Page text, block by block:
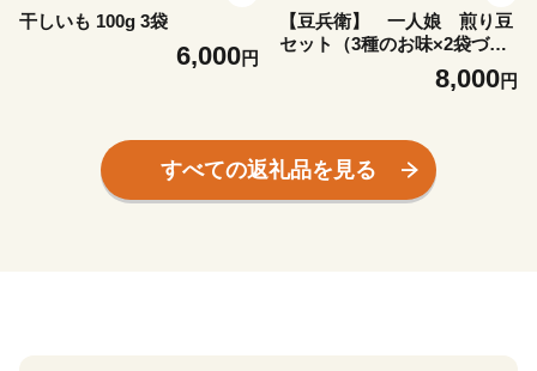
干しいも 100g 3袋
6,000円
【豆兵衛】 一人娘 煎り豆
セット（3種のお味×2袋づ
8,000円
すべての返礼品を見る